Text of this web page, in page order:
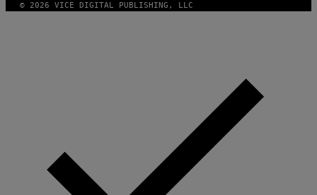
© 2026 VICE DIGITAL PUBLISHING, LLC